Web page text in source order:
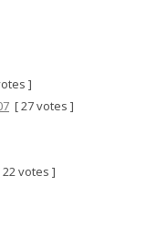
]
[ 27 votes ]
22 votes ]